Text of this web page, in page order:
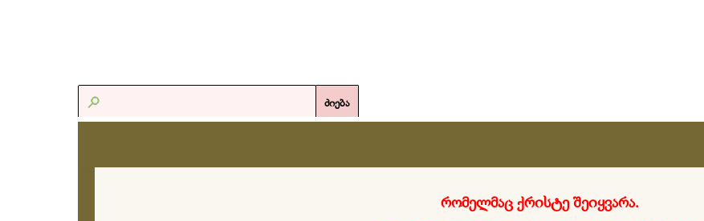
ძიება
რომელმაც ქრისტე შეიყვარა.